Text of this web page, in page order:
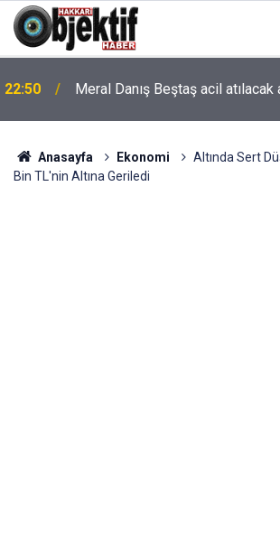
22:50 Meral Danış Beştaş acil atılacak
Anasayfa Ekonomi
Altında Sert
Bin TL'nin Altına Geriledi